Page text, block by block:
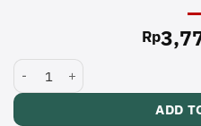
Rp
Food Display Warmer RTR-6
ADD